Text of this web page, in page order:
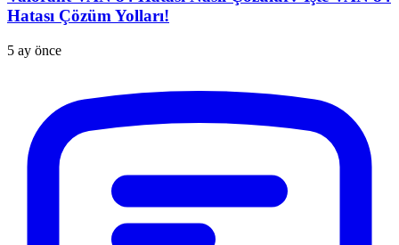
Hatası Çözüm Yolları!
5 ay önce